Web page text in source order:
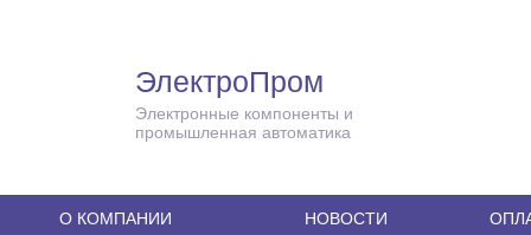
ЭлектроПром
Электронные компоненты и
промышленная автоматика
О КОМПАНИИ НОВОСТИ